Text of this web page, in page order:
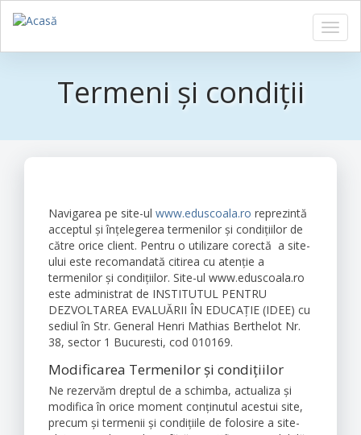
Sari
Termeni și condiții
Navigarea pe site-ul www.eduscoala.ro reprezintă
acceptul şi înţelegerea termenilor şi condiţiilor de
către orice client. Pentru o utilizare corectă a site-
ului este recomandată citirea cu atenţie a
termenilor şi condiţiilor. Site-ul www.eduscoala.ro
este administrat de INSTITUTUL PENTRU
DEZVOLTAREA EVALUĂRII ÎN EDUCAȚIE (IDEE) cu
sediul în Str. General Henri Mathias Berthelot Nr.
38, sector 1 Bucuresti, cod 010169.
Modificarea Termenilor și condițiilor
Ne rezervăm dreptul de a schimba, actualiza şi
modifica în orice moment conţinutul acestui site,
precum şi termenii şi condiţiile de folosire a site-